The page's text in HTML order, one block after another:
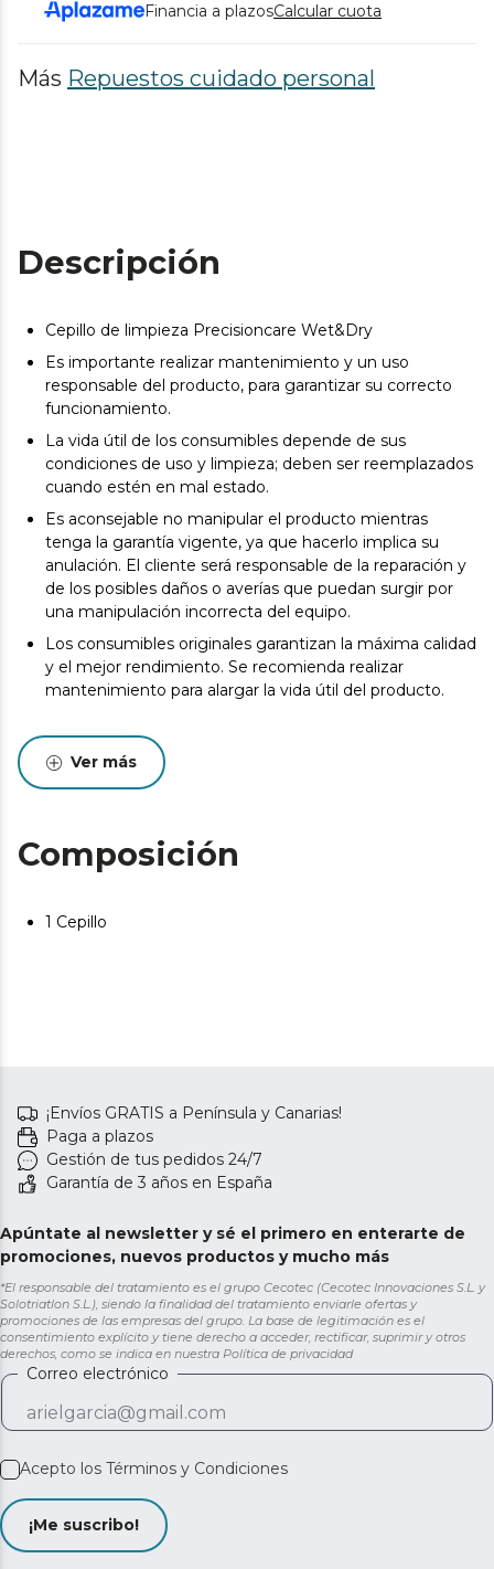
Financia a plazosCalcular cuota
Más Repuestos cuidado personal
Descripción
Cepillo de limpieza Precisioncare Wet&Dry
Es importante realizar mantenimiento y un uso
responsable del producto, para garantizar su correcto
funcionamiento.
La vida útil de los consumibles depende de sus
condiciones de uso y limpieza; deben ser reemplazados
cuando estén en mal estado.
Es aconsejable no manipular el producto mientras
tenga la garantía vigente, ya que hacerlo implica su
anulación. El cliente será responsable de la reparación y
de los posibles daños o averías que puedan surgir por
una manipulación incorrecta del equipo.
Los consumibles originales garantizan la máxima calidad
y el mejor rendimiento. Se recomienda realizar
mantenimiento para alargar la vida útil del producto.
Ver más
Composición
1 Cepillo
¡Envíos GRATIS a Península y Canarias!
Paga a plazos
Gestión de tus pedidos 24/7
Garantía de 3 años en España
Apúntate al newsletter y sé el primero en enterarte de
promociones, nuevos productos y mucho más
*El responsable del tratamiento es el grupo Cecotec (Cecotec Innovaciones S.L. y
Solotriatlon S.L.), siendo la finalidad del tratamiento enviarle ofertas y
promociones de las empresas del grupo. La base de legitimación es el
consentimiento explícito y tiene derecho a acceder, rectificar, suprimir y otros
derechos, como se indica en nuestra Política de privacidad
Correo electrónico
Acepto los Términos y Condiciones
¡Me suscribo!